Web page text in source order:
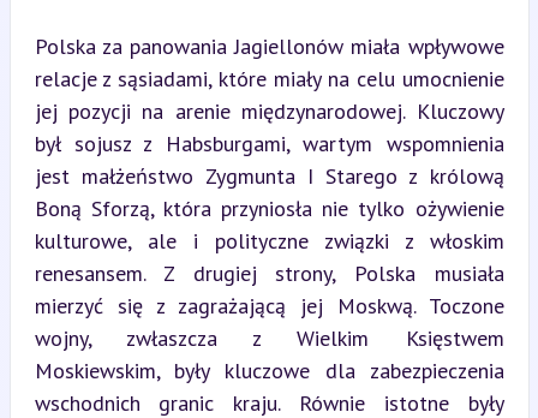
Polska za panowania Jagiellonów miała wpływowe
relacje z sąsiadami, które miały na celu umocnienie
jej pozycji na arenie międzynarodowej. Kluczowy
był sojusz z Habsburgami, wartym wspomnienia
jest małżeństwo Zygmunta I Starego z królową
Boną Sforzą, która przyniosła nie tylko ożywienie
kulturowe, ale i polityczne związki z włoskim
renesansem. Z drugiej strony, Polska musiała
mierzyć się z zagrażającą jej Moskwą. Toczone
wojny, zwłaszcza z Wielkim Księstwem
Moskiewskim, były kluczowe dla zabezpieczenia
wschodnich granic kraju. Równie istotne były